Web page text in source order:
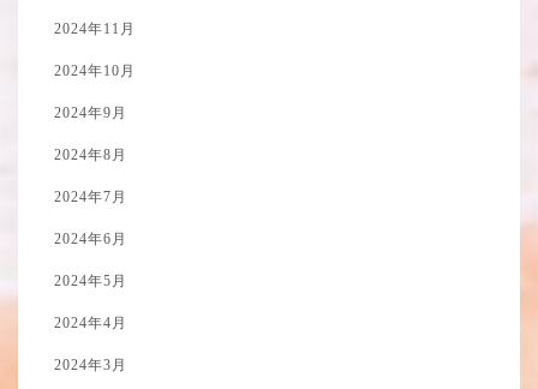
2024年11月
2024年10月
2024年9月
2024年8月
2024年7月
2024年6月
2024年5月
2024年4月
2024年3月